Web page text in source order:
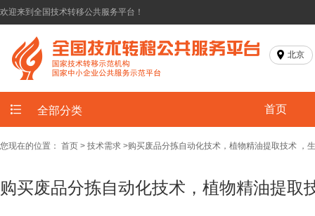
欢迎来到全国技术转移公共服务平台！
北京
全部分类 首页
您现在的位置： 首页 > 技术需求 >购买废品分拣自动化技术，植物精油提取技术 ，
购买废品分拣自动化技术，植物精油提取